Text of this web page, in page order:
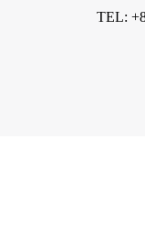
TEL: